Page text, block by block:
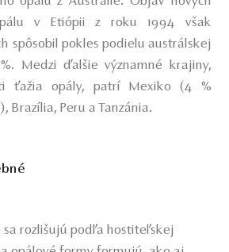
v Etiópii z roku 1994 však
spôsobil pokles podielu austrálskej
Medzi ďalšie významné krajiny,
ťažia opály, patrí Mexiko (4 %
Brazília, Peru a Tanzánia.
rozlišujú podľa hostiteľskej